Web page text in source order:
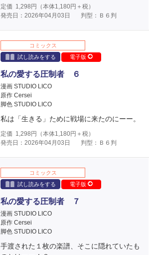
定価 1,298 円（本体1,180円＋税）
発売日：2026年04月03日
判型：Ｂ６判
コミックス
試し読みをする
電子版
私の愛する圧制者 ６
漫画 STUDIO LICO
原作 Cersei
脚色 STUDIO LICO
私は「生きる」ために戦場に来たのにーー。
定価 1,298 円（本体1,180円＋税）
発売日：2026年04月03日
判型：Ｂ６判
コミックス
試し読みをする
電子版
私の愛する圧制者 ７
漫画 STUDIO LICO
原作 Cersei
脚色 STUDIO LICO
手渡された１枚の楽譜、そこに隠れていたも